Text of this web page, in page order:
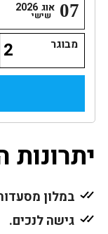
07 אוג 2026
שישי
מבוגר
יתרונות
במלון
גישה לנכים.